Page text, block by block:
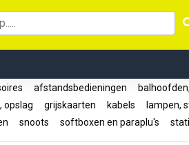
afstandsbedieningen
opslag grijskaarten kabels lampen,
snoots softboxen en paraplu's